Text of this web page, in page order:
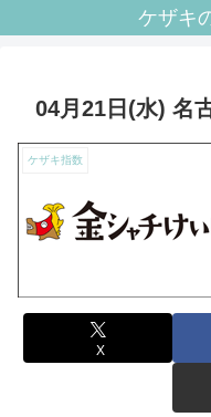
ケザキ
04月21日(水) 名
ケザキ指数
X